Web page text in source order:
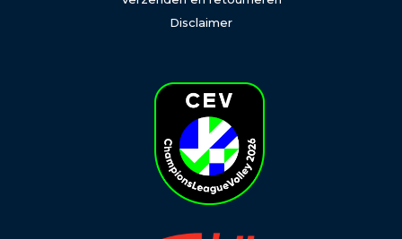
Disclaimer